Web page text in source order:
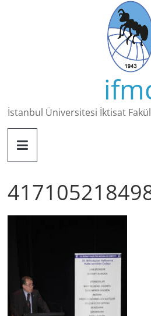
İstanbul Üniversitesi İktisat